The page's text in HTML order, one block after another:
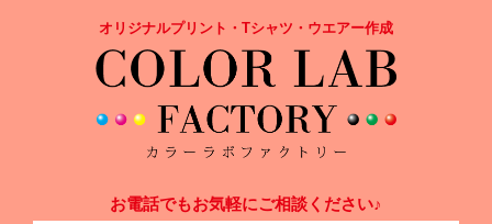
オリジナルプリント・Tシャツ・ウエアー作成
お電話でもお気軽にご相談ください♪